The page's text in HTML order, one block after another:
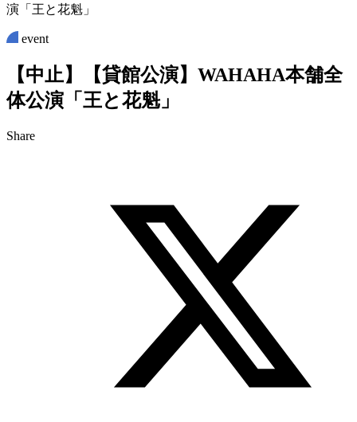
演「王と花魁」
event
【中止】 【貸館公演】 WAHAHA本舗全
体公演 「 王と花魁 」
Share